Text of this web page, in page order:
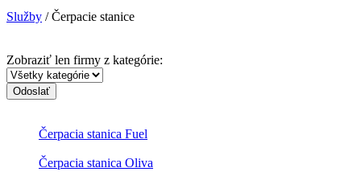
Služby / Čerpacie stanice
Zobraziť len firmy z kategórie:
Odoslať
Čerpacia stanica Fuel
Čerpacia stanica Oliva